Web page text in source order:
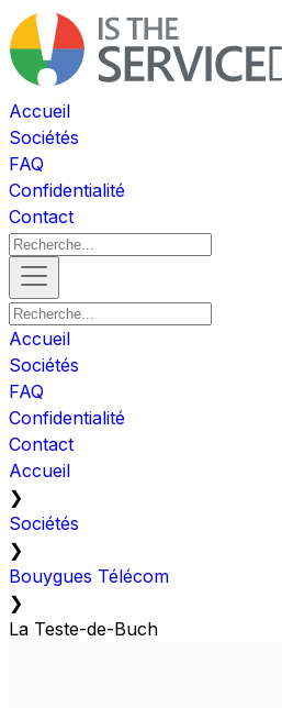
Accueil
Sociétés
FAQ
Confidentialité
Contact
Accueil
Sociétés
FAQ
Confidentialité
Contact
Accueil
❯
Sociétés
❯
Bouygues Télécom
❯
La Teste-de-Buch